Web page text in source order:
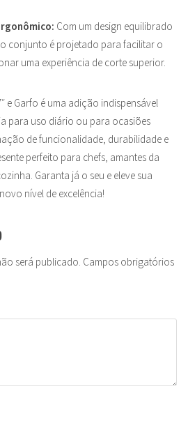
Com um design equilibrado
conjunto é projetado para facilitar o
uma experiência de corte superior.
e Garfo é uma adição indispensável
para uso diário ou para ocasiões
de funcionalidade, durabilidade e
perfeito para chefs, amantes da
Garanta já o seu e eleve sua
nível de excelência!
será publicado. Campos obrigatórios